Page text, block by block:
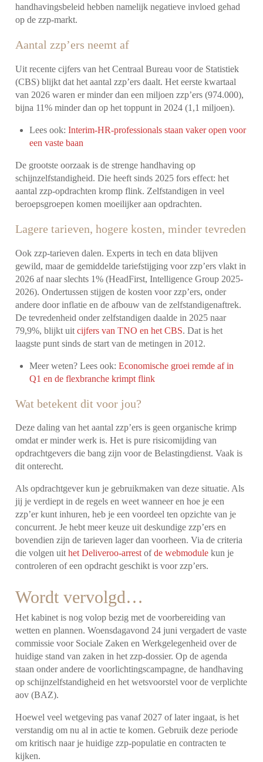
handhavingsbeleid hebben namelijk negatieve invloed gehad
op de zzp-markt.
Aantal zzp’ers neemt af
Uit recente cijfers van het Centraal Bureau voor de Statistiek
(CBS) blijkt dat het aantal zzp’ers daalt. Het eerste kwartaal
van 2026 waren er minder dan een miljoen zzp’ers (974.000),
bijna 11% minder dan op het toppunt in 2024 (1,1 miljoen).
Lees ook:Interim-HR-professionals staan vaker open voor
een vaste baan
De grootste oorzaak is de strenge handhaving op
schijnzelfstandigheid. Die heeft sinds 2025 fors effect: het
aantal zzp-opdrachten kromp flink. Zelfstandigen in veel
beroepsgroepen komen moeilijker aan opdrachten.
Lagere tarieven, hogere kosten, minder tevreden
Ook zzp-tarieven dalen. Experts in tech en data blijven
gewild, maar de gemiddelde tariefstijging voor zzp’ers vlakt in
2026 af naar slechts 1% (HeadFirst, Intelligence Group 2025-
2026). Ondertussen stijgen de kosten voor zzp’ers, onder
andere door inflatie en de afbouw van de zelfstandigenaftrek.
De tevredenheid onder zelfstandigen daalde in 2025 naar
79,9%, blijkt uitcijfers van TNO en het CBS. Dat is het
laagste punt sinds de start van de metingen in 2012.
Meer weten? Lees ook:Economische groei remde af in
Q1 en de flexbranche krimpt flink
Wat betekent dit voor jou?
Deze daling van het aantal zzp’ers is geen organische krimp
omdat er minder werk is. Het is pure risicomijding van
opdrachtgevers die bang zijn voor de Belastingdienst. Vaak is
dit onterecht.
Als opdrachtgever kun je gebruikmaken van deze situatie. Als
jij je verdiept in de regels en weet wanneer en hoe je een
zzp’er kunt inhuren, heb je een voordeel ten opzichte van je
concurrent. Je hebt meer keuze uit deskundige zzp’ers en
bovendien zijn de tarieven lager dan voorheen. Via de criteria
die volgen uithet Deliveroo-arrestofde webmodule kun je
controleren of een opdracht geschikt is voor zzp’ers.
Wordt vervolgd…
Het kabinet is nog volop bezig met de voorbereiding van
wetten en plannen. Woensdagavond 24 juni vergadert de vaste
commissie voor Sociale Zaken en Werkgelegenheid over de
huidige stand van zaken in het zzp-dossier. Op de agenda
staan onder andere de voorlichtingscampagne, de handhaving
op schijnzelfstandigheid en het wetsvoorstel voor de verplichte
aov (BAZ).
Hoewel veel wetgeving pas vanaf 2027 of later ingaat, is het
verstandig om nu al in actie te komen. Gebruik deze periode
om kritisch naar je huidige zzp-populatie en contracten te
kijken.